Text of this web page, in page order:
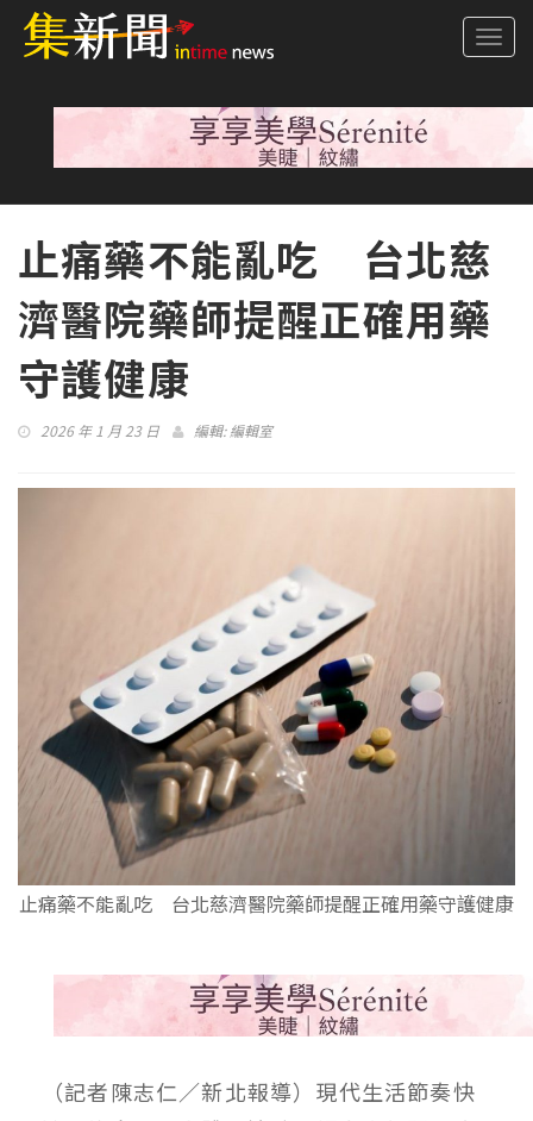
止痛藥不能亂吃 台北慈
濟醫院藥師提醒正確用藥
守護健康
2026 年 1 月 23 日 編輯:編輯室
止痛藥不能亂吃 台北慈濟醫院藥師提醒正確用藥守護健康
（記者陳志仁／新北報導）現代生活節奏快